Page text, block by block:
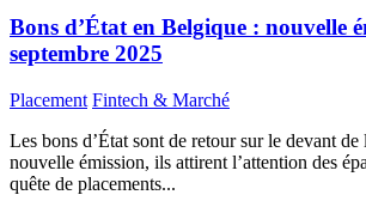
Bons d’État en Belgique : nouvelle
septembre 2025
Placement Fintech & Marché
Les bons d’État sont de retour sur le devant
nouvelle émission, ils attirent l’attention des
quête de placements...